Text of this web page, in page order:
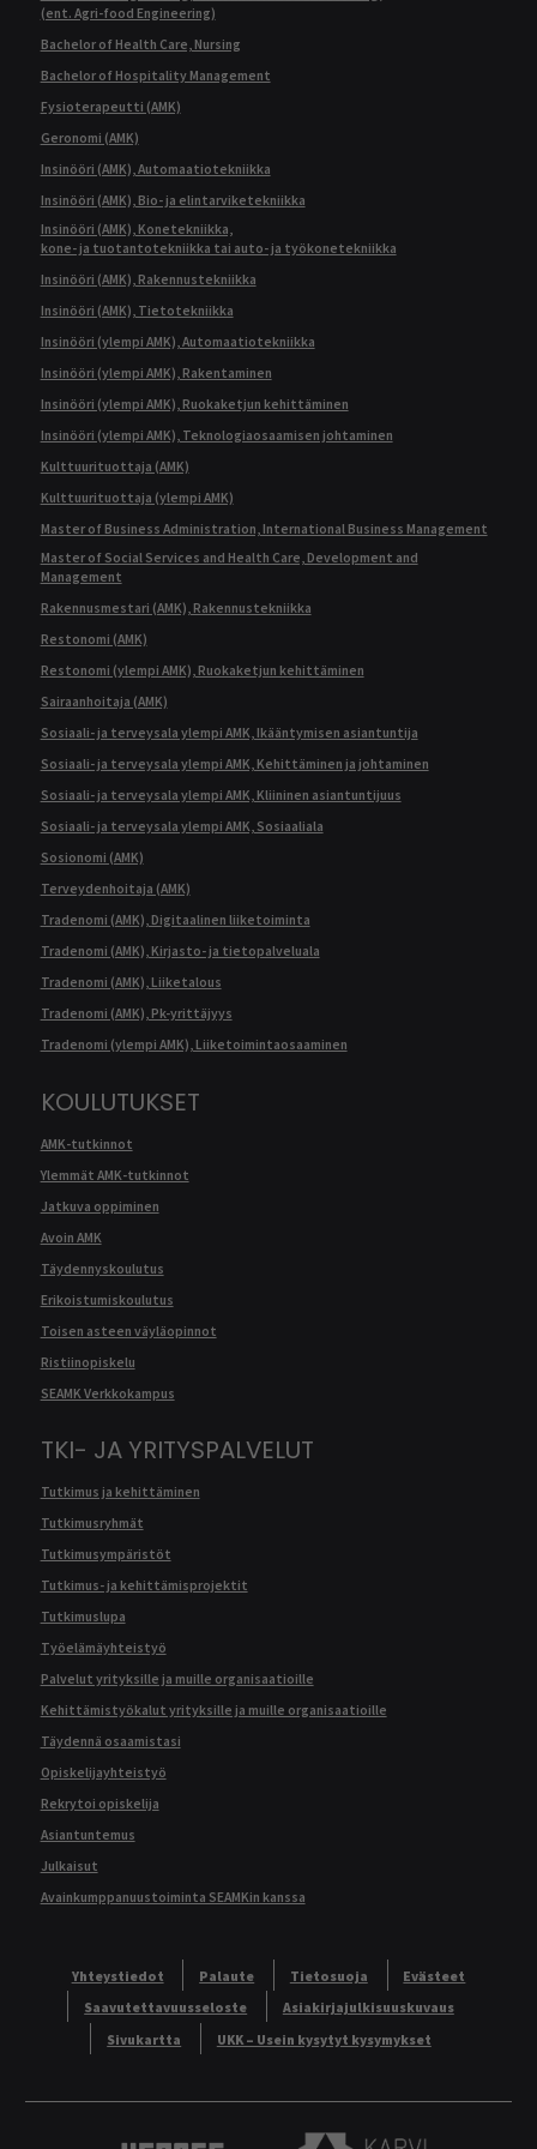
(ent. Agri-food Engineering)
Bachelor of Health Care, Nursing
Bachelor of Hospitality Management
Fysioterapeutti (AMK)
Geronomi (AMK)
Insinööri (AMK), Automaatiotekniikka
Insinööri (AMK), Bio- ja elintarviketekniikka
Insinööri (AMK), Konetekniikka,
kone- ja tuotantotekniikka tai auto- ja työkonetekniikka
Insinööri (AMK), Rakennustekniikka
Insinööri (AMK), Tietotekniikka
Insinööri (ylempi AMK), Automaatiotekniikka
Insinööri (ylempi AMK), Rakentaminen
Insinööri (ylempi AMK), Ruokaketjun kehittäminen
Insinööri (ylempi AMK), Teknologiaosaamisen johtaminen
Kulttuurituottaja (AMK)
Kulttuurituottaja (ylempi AMK)
Master of Business Administration, International Business Management
Master of Social Services and Health Care, Development and
Management
Rakennusmestari (AMK), Rakennustekniikka
Restonomi (AMK)
Restonomi (ylempi AMK), Ruokaketjun kehittäminen
Sairaanhoitaja (AMK)
Sosiaali- ja terveysala ylempi AMK, Ikääntymisen asiantuntija
Sosiaali- ja terveysala ylempi AMK, Kehittäminen ja johtaminen
Sosiaali- ja terveysala ylempi AMK, Kliininen asiantuntijuus
Sosiaali- ja terveysala ylempi AMK, Sosiaaliala
Sosionomi (AMK)
Terveydenhoitaja (AMK)
Tradenomi (AMK), Digitaalinen liiketoiminta
Tradenomi (AMK), Kirjasto- ja tietopalveluala
Tradenomi (AMK), Liiketalous
Tradenomi (AMK), Pk-yrittäjyys
Tradenomi (ylempi AMK), Liiketoimintaosaaminen
KOULUTUKSET
AMK-tutkinnot
Ylemmät AMK-tutkinnot
Jatkuva oppiminen
Avoin AMK
Täydennyskoulutus
Erikoistumiskoulutus
Toisen asteen väyläopinnot
Ristiinopiskelu
SEAMK Verkkokampus
TKI- JA YRITYSPALVELUT
Tutkimus ja kehittäminen
Tutkimusryhmät
Tutkimusympäristöt
Tutkimus- ja kehittämisprojektit
Tutkimuslupa
Työelämäyhteistyö
Palvelut yrityksille ja muille organisaatioille
Kehittämistyökalut yrityksille ja muille organisaatioille
Täydennä osaamistasi
Opiskelijayhteistyö
Rekrytoi opiskelija
Asiantuntemus
Julkaisut
Avainkumppanuustoiminta SEAMKin kanssa
Yhteystiedot Palaute Tietosuoja
Evästeet
Saavutettavuusseloste
Asiakirjajulkisuuskuvaus
Sivukartta
UKK – Usein kysytyt kysymykset